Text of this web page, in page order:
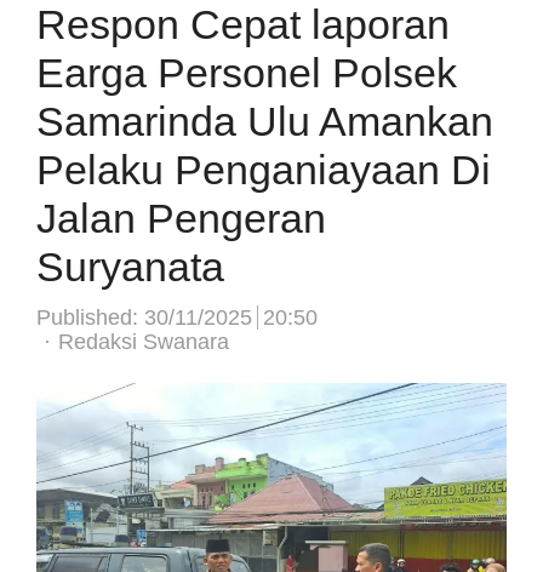
Respon Cepat laporan
Earga Personel Polsek
Samarinda Ulu Amankan
Pelaku Penganiayaan Di
Jalan Pengeran
Suryanata
Published: 30/11/2025 20:50
Author
Redaksi Swanara